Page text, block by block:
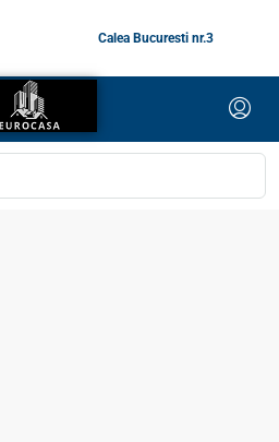
Calea Bucuresti nr.3